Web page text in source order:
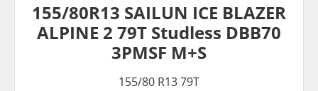
155/80R13 SAILUN ICE BLAZER
ALPINE 2 79T Studless DBB70
3PMSF M+S
155/80 R13 79T